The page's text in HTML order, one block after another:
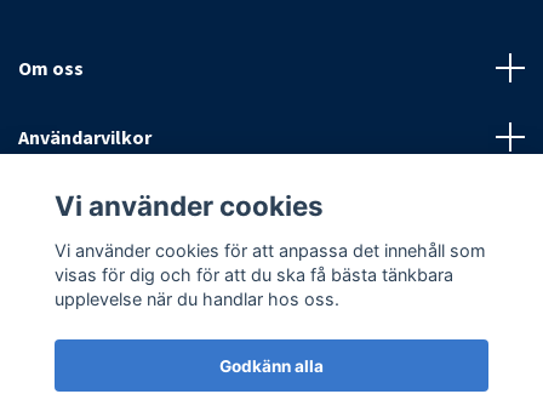
Om oss
Användarvilkor
Sociala medier
Vi använder cookies
Vi använder cookies för att anpassa det innehåll som
visas för dig och för att du ska få bästa tänkbara
upplevelse när du handlar hos oss.
Godkänn alla